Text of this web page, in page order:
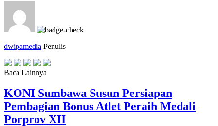
dwipamedia Penulis
Baca Lainnya
KONI Sumbawa Susun Persiapan
Pembagian Bonus Atlet Peraih Medali
Porprov XII